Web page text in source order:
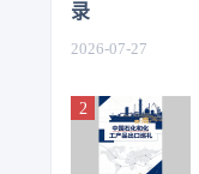
录
2026-07-27